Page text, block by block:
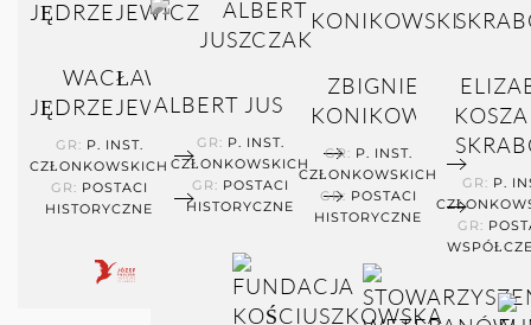
WACŁAW
JĘDRZEJEWICZ
GR: P. INST.
CZŁONKOWSKICH
GR: POSTACI
HISTORYCZNE
ALBERT JUSZCZAK
GR: P. INST.
CZŁONKOWSKICH
GR: POSTACI
HISTORYCZNE
ZBIGNIEW
KONIKOWSKI
GR: P. INST.
CZŁONKOWSKICH
GR: POSTACI
HISTORYCZNE
GR: P.
GR: